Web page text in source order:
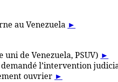
au Venezuela ►
de Venezuela, PSUV) ►
l’intervention
ouvrier ►